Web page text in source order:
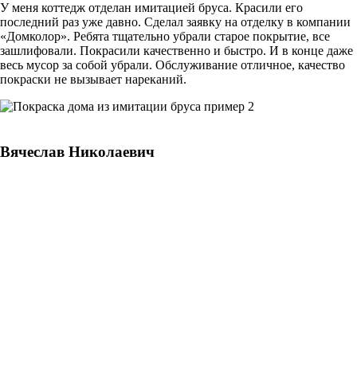
У меня коттедж отделан имитацией бруса. Красили его
последний раз уже давно. Сделал заявку на отделку в компании
«Домколор». Ребята тщательно убрали старое покрытие, все
зашлифовали. Покрасили качественно и быстро. И в конце даже
весь мусор за собой убрали. Обслуживание отличное, качество
покраски не вызывает нареканий.
Вячеслав Николаевич